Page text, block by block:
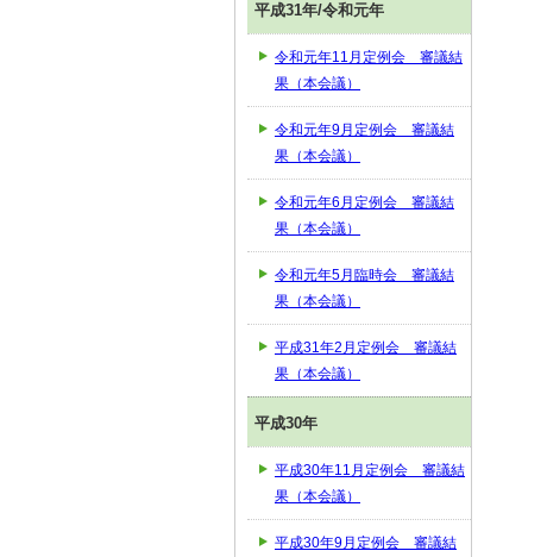
平成31年/令和元年
令和元年11月定例会 審議結
果（本会議）
令和元年9月定例会 審議結
果（本会議）
令和元年6月定例会 審議結
果（本会議）
令和元年5月臨時会 審議結
果（本会議）
平成31年2月定例会 審議結
果（本会議）
平成30年
平成30年11月定例会 審議結
果（本会議）
平成30年9月定例会 審議結